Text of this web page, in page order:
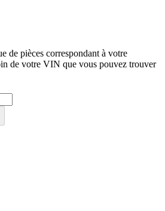
de pièces correspondant à votre
de votre VIN que vous pouvez trouver